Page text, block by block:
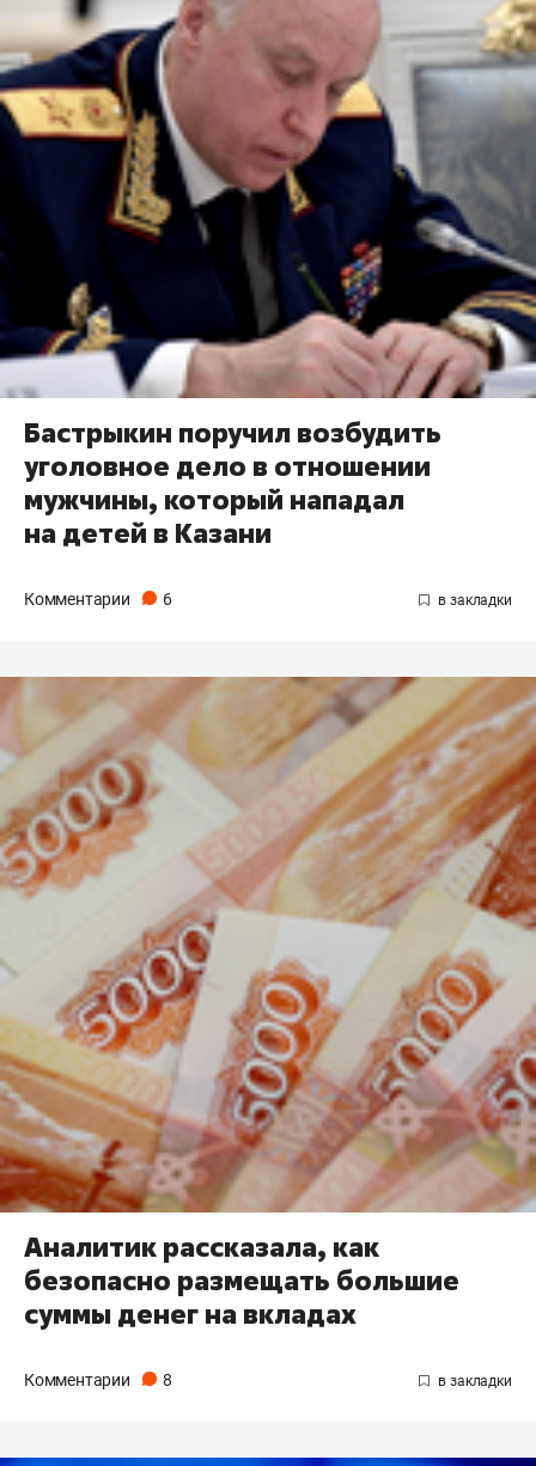
Бастрыкин поручил возбудить
уголовное дело в отношении
мужчины, который нападал
на детей в Казани
Комментарии 6
Аналитик рассказала, как
безопасно размещать большие
суммы денег на вкладах
Комментарии 8